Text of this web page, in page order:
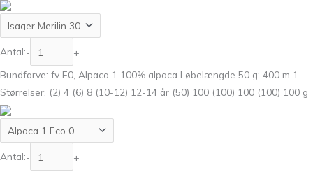
Antal:-
+
Bundfarve: fv E0, Alpaca 1 100% alpaca Løbelængde 50 g: 400 m 1
Størrelser: (2) 4 (6) 8 (10-12) 12-14 år (50) 100 (100) 100 (100) 100 g
Antal:-
+